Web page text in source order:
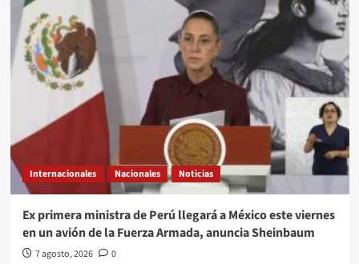
Internacionales Nacionales Noticias
Ex primera ministra de Perú llegará a México este viernes
en un avión de la Fuerza Armada, anuncia Sheinbaum
7 agosto, 2026 0